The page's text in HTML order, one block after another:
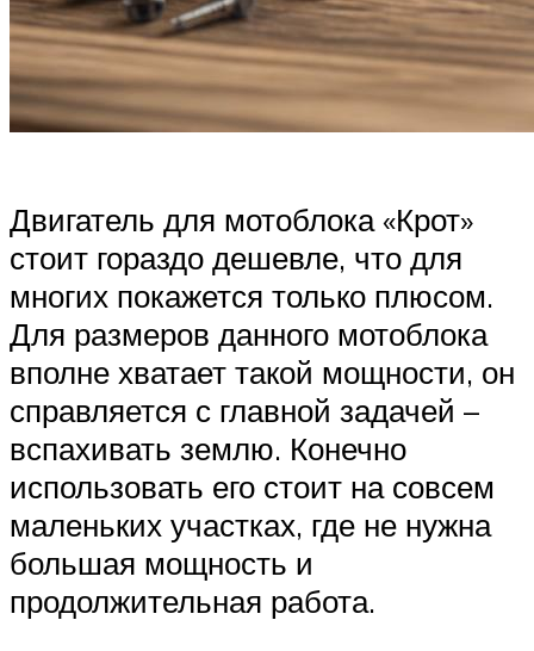
Двигатель для мотоблока «Крот»
стоит гораздо дешевле, что для
многих покажется только плюсом.
Для размеров данного мотоблока
вполне хватает такой мощности, он
справляется с главной задачей –
вспахивать землю. Конечно
использовать его стоит на совсем
маленьких участках, где не нужна
большая мощность и
продолжительная работа.